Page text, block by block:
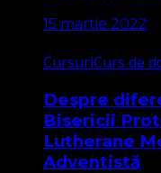
15 martie 2022
CursuriCurs de
Despre
Bisericii
Lutherane
Adventistă